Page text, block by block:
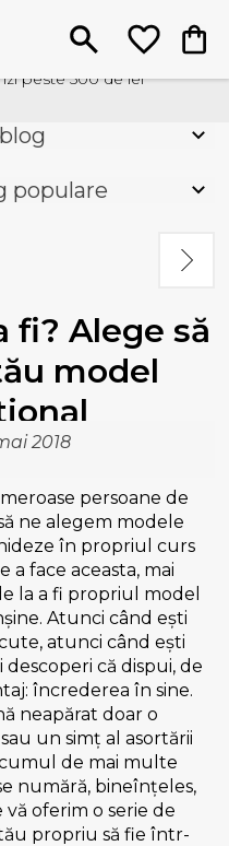
peste 500 de lei
populare
fi? Alege să
model
2018
persoane de
ne alegem modele
în propriul curs
a face aceasta, mai
la a fi propriul model
Atunci când ești
atunci când ești
că dispui, de
încrederea în sine.
neapărat doar o
un simț al asortării
de mai multe
numără, bineînțeles,
oferim o serie de
propriu să fie într-